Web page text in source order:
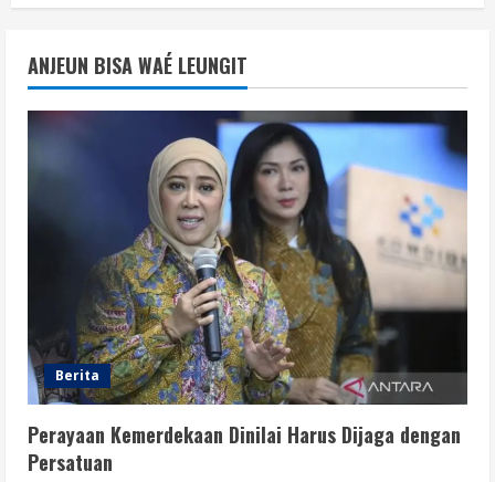
2
Situasi Nasional Aman, Publik Diminta
Waspadai Provokasi Jelang HUT RI
August 8, 2026
3
Opini
Situasi Nasional Aman Harus Dijaga
dari Provokasi Jelang HUT ke-81 RI
August 8, 2026
4
Opini
HUT RI ke-81 Momentum Menjaga
Stabilitas, Keamanan, dan Optimisme
August 8, 2026
Berita
ANJEUN BISA WAÉ LEUNGIT
Berita
Perayaan Kemerdekaan Dinilai Harus Dijaga dengan
Persatuan